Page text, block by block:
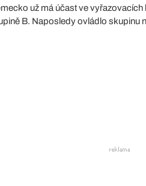
už má účast ve
B. Naposledy ovládlo skupinu